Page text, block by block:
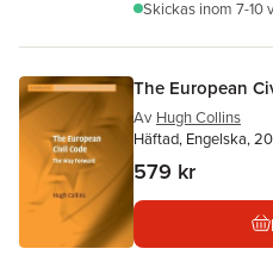
Skickas inom 7-10
The European
Av Hugh Collins
Häftad, Engelska,
579 kr